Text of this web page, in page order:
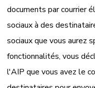
documents par courrier
sociaux à des
sociaux que vous aurez
fonctionnalités, vous
l'AIP que vous avez le